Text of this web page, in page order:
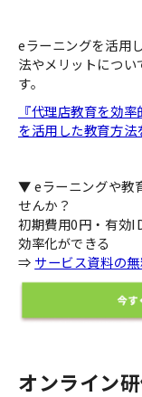
eラーニングを活用
法やメリットにつ
す。
『代理店教育を効
を活用した教育方法
▼ eラーニングや教
せんか？
初期費用0円・有効
効率化ができる
⇒ サービス資料の
オンライン